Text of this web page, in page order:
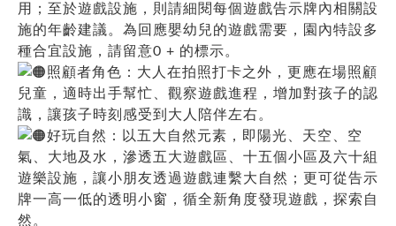
用；至於遊戲設施，則請細閱每個遊戲告示牌內相關設
施的年齡建議。為回應嬰幼兒的遊戲需要，園內特設多
種合宜設施，請留意0 + 的標示。
照顧者角色：大人在拍照打卡之外，更應在場照顧
兒童，適時出手幫忙、觀察遊戲進程，增加對孩子的認
識，讓孩子時刻感受到大人陪伴左右。
好玩自然：以五大自然元素，即陽光、天空、空
氣、大地及水，滲透五大遊戲區、十五個小區及六十組
遊樂設施，讓小朋友透過遊戲連繫大自然；更可從告示
牌一高一低的透明小窗，循全新角度發現遊戲，探索自
然。